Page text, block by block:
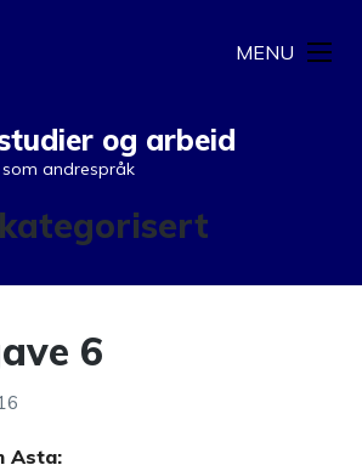
og arbeid
andrespråk
MENU
6
Asta: